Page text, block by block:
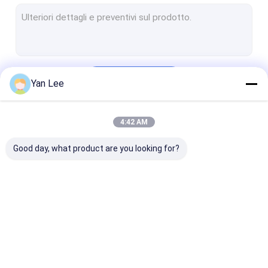
Sensore di pressione ceramico
Yan Lee
4:42 AM
Good day, what product are you looking for?